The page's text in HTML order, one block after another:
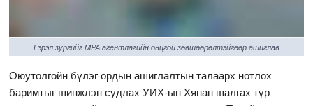
Гэрэл зургийг MPA агентлагийн онцгой зөвшөөрөлтэйгөөр ашиглав
Оюутолгойн бүлэг ордын ашиглалтын талаарх нотлох
баримтыг шинжлэн судлах УИХ-ын Хянан шалгах түр